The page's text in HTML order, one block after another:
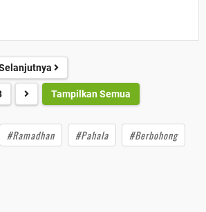
Tampilkan Semua
#Ramadhan #Pahala
#Berbohong